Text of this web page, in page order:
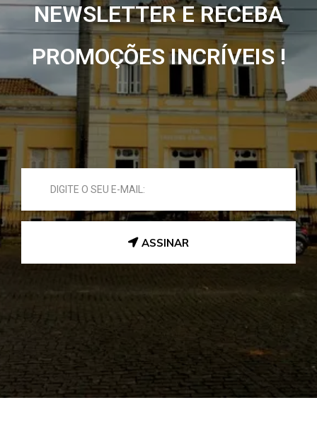
NEWSLETTER E RECEBA
PROMOÇÕES INCRÍVEIS !
ASSINAR